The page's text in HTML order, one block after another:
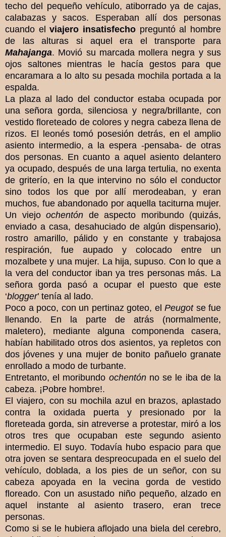
techo del pequeño vehículo, atiborrado ya de cajas,
calabazas y sacos. Esperaban allí dos personas
cuando elviajero insatisfecho preguntó al hombre
de las alturas si aquel era el transporte para
Mahajanga. Movió su marcada mollera negra y sus
ojos saltones mientras le hacía gestos para que
encaramara a lo alto su pesada mochila portada a la
espalda.
La plaza al lado del conductor estaba ocupada por
una señora gorda, silenciosa y negra/brillante, con
vestido floreteado de colores y negra cabeza llena de
rizos. El leonés tomó posesión detrás, en el amplio
asiento intermedio, a la espera -pensaba- de otras
dos personas. En cuanto a aquel asiento delantero
ya ocupado, después de una larga tertulia, no exenta
de griterío, en la que intervino no sólo el conductor
sino todos los que por allí merodeaban, y eran
muchos, fue abandonado por aquella taciturna mujer.
Un viejo ochentón de aspecto moribundo (quizás,
enviado a casa, desahuciado de algún dispensario),
rostro amarillo, pálido y en constante y trabajosa
respiración, fue aupado y colocado entre un
mozalbete y una mujer. La hija, supuso. Con lo que a
la vera del conductor iban ya tres personas más. La
señora gorda pasó a ocupar el puesto que este
‘blogger’ tenía al lado.
Poco a poco, con un pertinaz goteo, el Peugotse fue
llenando. En la parte de atrás (normalmente,
maletero), mediante alguna componenda casera,
habían habilitado otros dos asientos, ya repletos con
dos jóvenes y una mujer de bonito pañuelo granate
enrollado a modo de turbante.
Entretanto, el moribundo ochentónno se le iba de la
cabeza. ¡Pobre hombre!.
El viajero, con su mochila azul en brazos, aplastado
contra la oxidada puerta y presionado por la
floreteada gorda, sin atreverse a protestar, miró a los
otros tres que ocupaban este segundo asiento
intermedio. El suyo. Todavía hubo espacio para que
otra joven se sentara despreocupada en el suelo del
vehículo, doblada, a los pies de un señor, con su
cabeza apoyada en la vecina gorda de vestido
floreado. Con un asustado niño pequeño, alzado en
aquel instante al asiento trasero, eran trece
personas.
Como si se le hubiera aflojado una biela del cerebro,